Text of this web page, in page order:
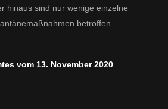
hinaus sind nur wenige einzelne
betroffen.
vom 13. November 2020